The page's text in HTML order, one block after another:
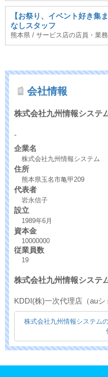
【お祭り、イベント好き集
なしスタッフ
熊本県 / サービス店の店員・業
会社情報
株式会社九州情報システ
-
企業名
株式会社九州情報システム
住所
熊本県玉名市亀甲209
代表者
岩永信子
設立
1989年6月
資本金
10000000
従業員数
19
株式会社九州情報システ
KDDI(株)一次代理店（auシ
株式会社九州情報システム